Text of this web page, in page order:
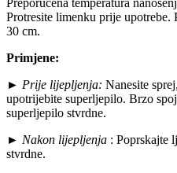
Preporučena temperatura
Protresite limenku prije upotrebe.
30 cm.
Primjene:
► Prije lijepljenja: Nanesite
upotrijebite superljepilo. Brzo
superljepilo stvrdne.
► Nakon lijepljenja : Poprskajte
stvrdne.